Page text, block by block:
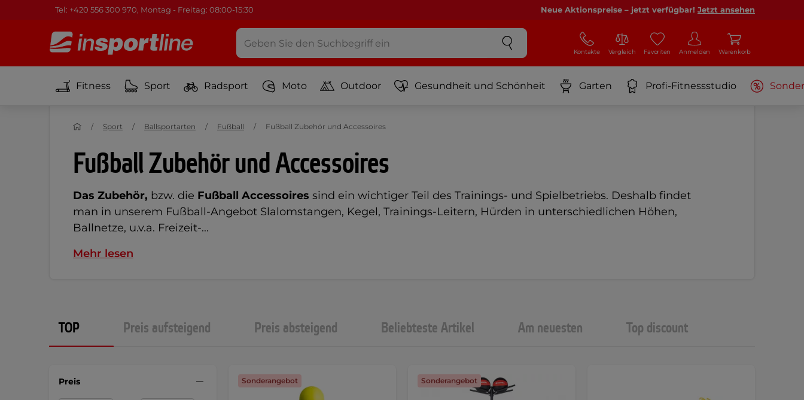
Tel: +420 556 300 970, Montag - Freitag: 08:00-15:30 Neue Aktionspreise – jetzt verfügbar! Jetzt ansehen
Kontakte Vergleich Favoriten Anmelden Warenkorb
Fitness Sport Radsport Moto Outdoor Gesundheit und Schönheit Garten Profi-Fitnessstudio
Fußball Zubehör und Accessoires
Das Zubehör, bzw. die Fußball Accessoires sind ein wichtiger Teil des Trainings- und Spielbetriebs. Deshalb findet
man in unserem Fußball-Angebot Slalomstangen, Kegel, Trainings-Leitern, Hürden in unterschiedlichen Höhen,
Ballnetze, u.v.a. Freizeit-...
Mehr lesen
Sport Ballsportarten Fußball Fußball Zubehör und Accessoires
TOP Preis aufsteigend Preis absteigend Beliebteste Artikel Am neuesten Top discount
Preis Sonderangebot Sonderangebot